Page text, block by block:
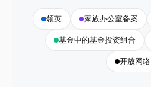
领英 家族办公室备案
基金中的基金投资组合
开放网络